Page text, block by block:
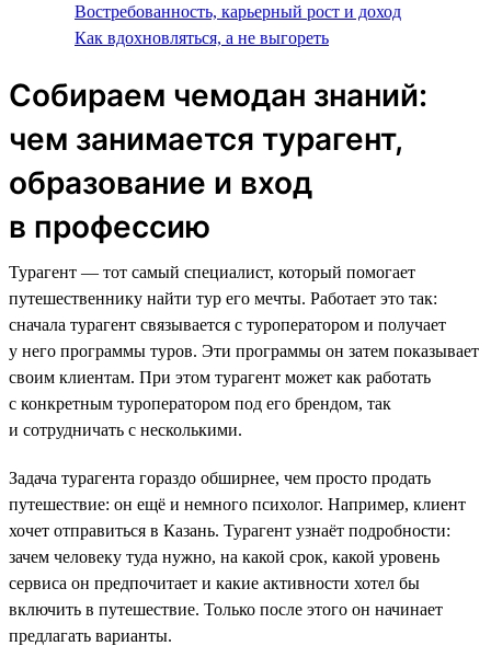
Востребованность, карьерный рост и доход
Как вдохновляться, а не выгореть
Собираем чемодан знаний:
чем занимается турагент,
образование и вход
в профессию
Турагент — тот самый специалист, который помогает
путешественнику найти тур его мечты. Работает это так:
сначала турагент связывается с туроператором и получает
у него программы туров. Эти программы он затем показывает
своим клиентам. При этом турагент может как работать
с конкретным туроператором под его брендом, так
и сотрудничать с несколькими.
Задача турагента гораздо обширнее, чем просто продать
путешествие: он ещё и немного психолог. Например, клиент
хочет отправиться в Казань. Турагент узнаёт подробности:
зачем человеку туда нужно, на какой срок, какой уровень
сервиса он предпочитает и какие активности хотел бы
включить в путешествие. Только после этого он начинает
предлагать варианты.